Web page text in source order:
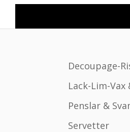
Decoupage-
Lack-Lim-Vax
Penslar &
Servetter